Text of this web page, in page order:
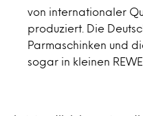
von internationaler
produziert. Die
Parmaschinken und
sogar in kleinen